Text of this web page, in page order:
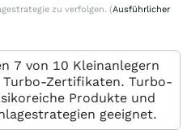
zu verfolgen. (Ausführlicher
7 von 10 Kleinanlegern
Zertifikaten. Turbo-
Produkte und
geeignet.